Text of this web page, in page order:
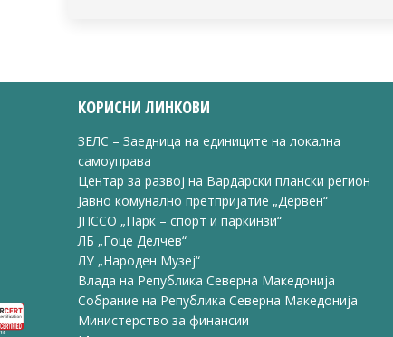
КОРИСНИ ЛИНКОВИ
ЗЕЛС – Заедница на единиците на локална
самоуправа
Центар за развој на Вардарски плански регион
Јавно комунално претпријатие „Дервен“
ЈПССО „Парк – спорт и паркинзи“
ЛБ „Гоце Делчев“
ЛУ „Народен Музеј“
Влада на Република Северна Македонија
Собрание на Република Северна Македонија
Министерство за финансии